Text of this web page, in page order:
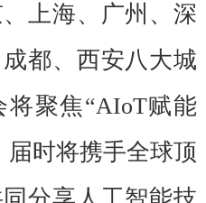
上海、广州、深
都、西安八大城
聚焦“AIoT赋能
届时将携手全球顶